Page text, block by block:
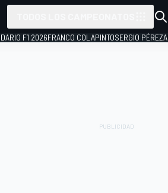
F1 2026FRANCO COLAPINTOSERGIO PÉREZ